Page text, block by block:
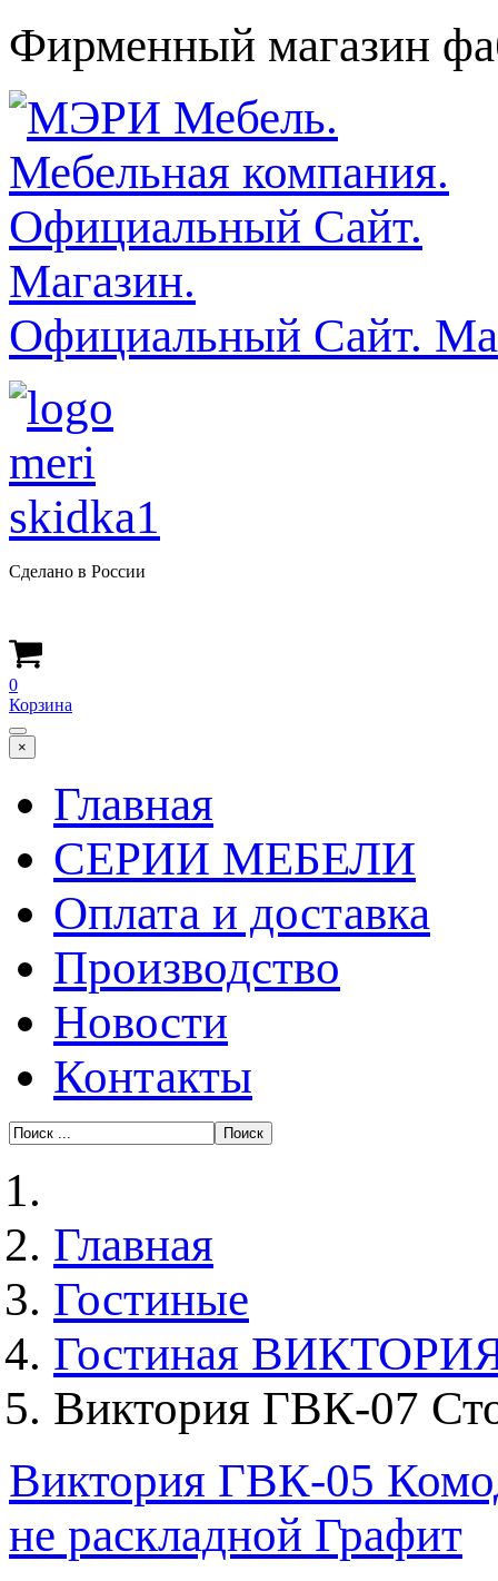
Фирменный магазин
Официальный Сайт.
Сделано в России
0
Корзина
×
Главная
СЕРИИ МЕБЕЛИ
Оплата и доставка
Производство
Новости
Контакты
Главная
Гостиные
Гостиная
Виктория ГВК-07
Виктория ГВК-05
не раскладной Графит